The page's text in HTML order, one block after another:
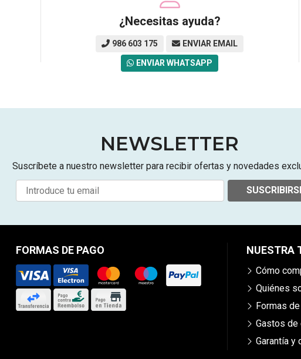
¿Necesitas ayuda?
986 603 175 ENVIAR EMAIL
ENVIAR WHATSAPP
NEWSLETTER
Suscríbete a nuestro newsletter para recibir ofertas y novedades
FORMAS DE PAGO NUESTRA
Cómo
Quiénes
Formas
Gastos de
Garantía y